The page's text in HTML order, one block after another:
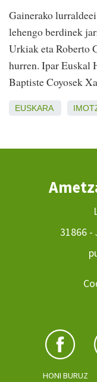
Gainerako
lehengo berdinek
Urkiak eta Roberto
hurren. Ipar Euskal
Baptiste Coyosek
EUSKARA
31866 -
HONI BURUZ